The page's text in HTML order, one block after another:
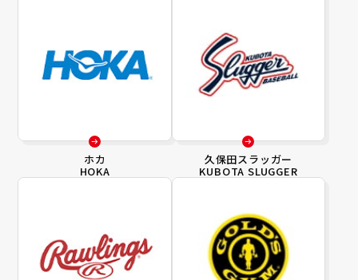
ホカ
HOKA
久保田スラッガー
KUBOTA SLUGGER